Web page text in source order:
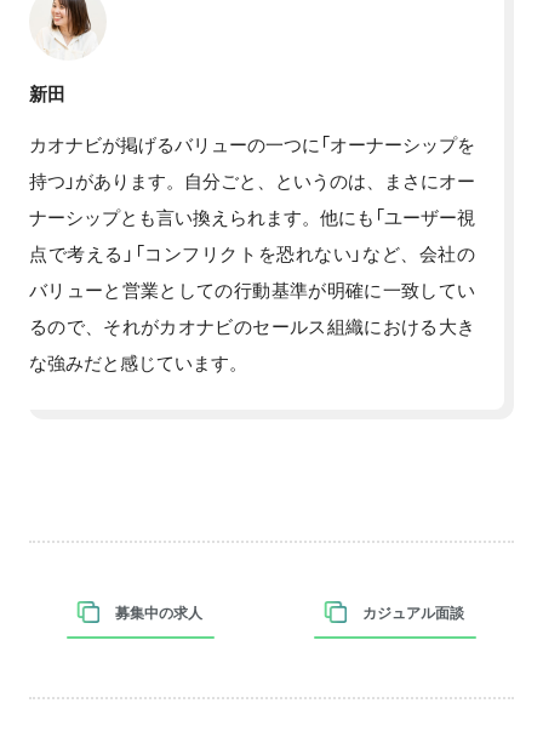
新田
カオナビが掲げるバリューの一つに「オーナーシップを
持つ」があります。自分ごと、というのは、まさにオー
ナーシップとも言い換えられます。他にも「ユーザー視
点で考える」「コンフリクトを恐れない」など、会社の
バリューと営業としての行動基準が明確に一致してい
るので、それがカオナビのセールス組織における大き
な強みだと感じています。
募集中の求人 カジュアル面談